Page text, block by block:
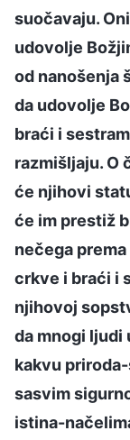
suočavaju.
udovolje
od nanošenja
da udovolje
braći i
razmišljaju. O
će njihovi
će im prestiž
nečega
crkve i braći i
njihovoj
da mnogi ljudi
kakvu
sasvim
istina-